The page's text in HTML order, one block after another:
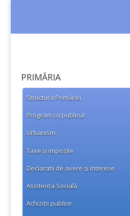
PRIMĂRIA
Structura Primăriei
Program cu publicul
Urbanism
Taxe și impozite
Declaratii de avere și interese
Asistența Socială
Achiziții publice